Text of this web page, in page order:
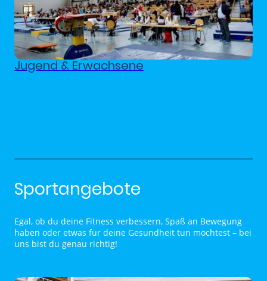
Jugend & Erwachsene
Sportangebote
Egal, ob du deine Fitness verbessern, Spaß an Bewegung
haben oder etwas für deine Gesundheit tun möchtest – bei
uns bist du genau richtig!